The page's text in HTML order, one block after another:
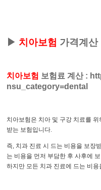
▶ 치아보험 가격계산
치아보험 보험료 계산:
nsu_category=dental
치아보험은 치아 및 구강 치료를
받는 보험입니다.
즉, 치과 진료 시 드는 비용을 보장
는 비용을 먼저 부담한 후 사후에
하지만 모든 치과 진료에 드는 비